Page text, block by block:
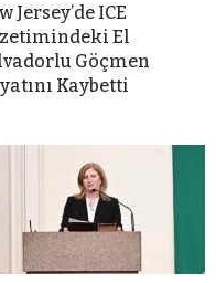
Jersey’de ICE
El
Göçmen
Kaybetti